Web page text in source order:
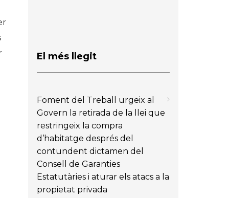
El més llegit
Foment del Treball urgeix al
Govern la retirada de la llei que
restringeix la compra
d’habitatge després del
contundent dictamen del
Consell de Garanties
Estatutàries i aturar els atacs a la
propietat privada